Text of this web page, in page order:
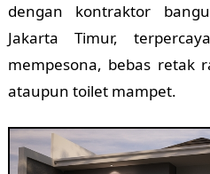
dengan kontraktor
Jakarta Timur,
mempesona, bebas retak
ataupun toilet mampet.